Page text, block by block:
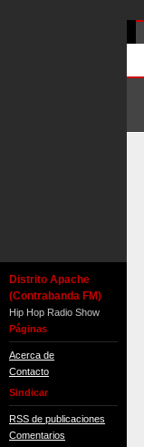
Distrito Apache
(Contrabanda FM)
Hip Hop Radio Show
Páginas
Acerca de
Contacto
Sindicar
RSS de publicaciones
Comentarios